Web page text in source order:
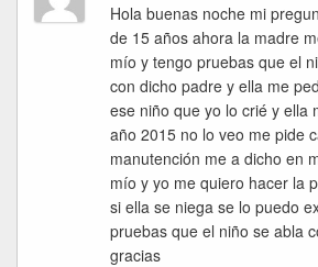
Hola buenas noche mi
de 15 años ahora la madre
mío y tengo pruebas que el
con dicho padre y ella me
ese niño que yo lo crié y ella
año 2015 no lo veo me pide
manutención me a dicho en
mío y yo me quiero hacer la
si ella se niega se lo puedo
pruebas que el niño se abla
gracias